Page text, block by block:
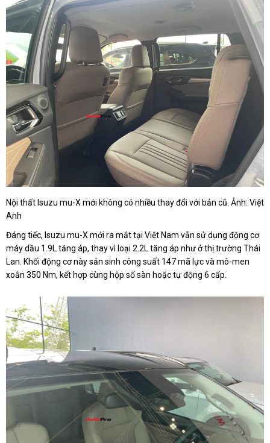
Nội thất Isuzu mu-X mới không có nhiều thay đổi với bản cũ. Ảnh: Việt
Anh
Đáng tiếc, Isuzu mu-X mới ra mắt tại Việt Nam vẫn sử dụng động cơ
máy dầu 1.9L tăng áp, thay vì loại 2.2L tăng áp như ở thị trường Thái
Lan. Khối động cơ này sản sinh công suất 147 mã lực và mô-men
xoắn 350 Nm, kết hợp cùng hộp số sàn hoặc tự động 6 cấp.